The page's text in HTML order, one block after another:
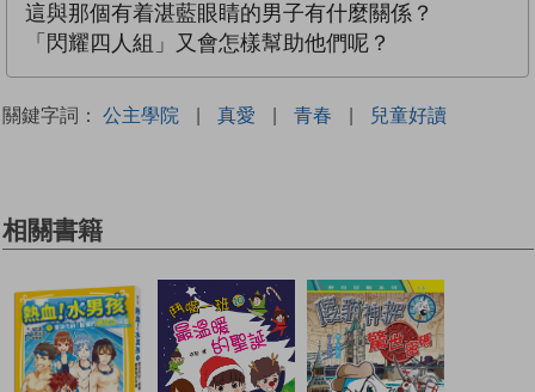
這與那個有着湛藍眼睛的男子有什麼關係？
「閃耀四人組」又會怎樣幫助他們呢？
關鍵字詞： 公主學院 | 真愛 | 青春 | 兒童好讀
相關書籍